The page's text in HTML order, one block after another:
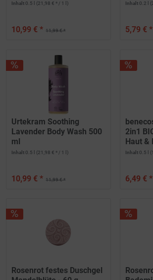
Inhalt 0.5 l (21,98 € * / 1 l)
11,99 € *
10,99 € *
Inhalt 0.2 l
5,79 € *
Urtekram Soothing
Lavender Body Wash 500
ml
Inhalt 0.5 l (21,98 € * / 1 l)
11,99 € *
10,99 € *
2in1
Haut &
Inhalt 0.5 l
6,49 € *
Rosenrot festes Duschgel